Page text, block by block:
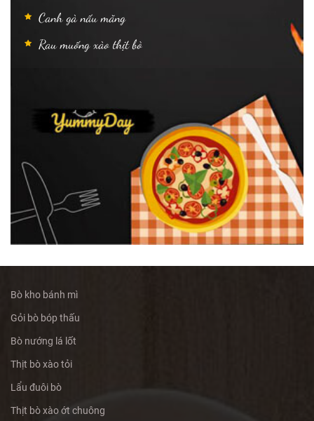
Canh gà nấu măng
Rau muống xào thịt bò
Bò kho bánh mì
Gỏi bò bóp thấu
Bò nướng lá lốt
Thịt bò xào tỏi
Lẩu đuôi bò
Thịt bò xào ớt chuông